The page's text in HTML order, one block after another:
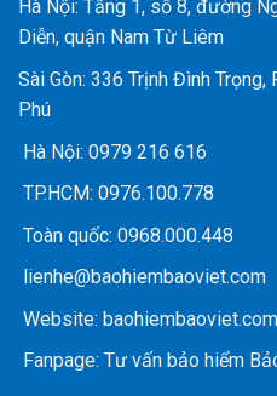
Hà Nội: Tầng 1, số 8, đường
Diễn, quận Nam Từ Liêm
Sài Gòn: 336 Trịnh Đình Trọng,
Phú
Hà Nội: 0979 216 616
TP.HCM: 0976.100.778
Toàn quốc: 0968.000.448
lienhe@baohiembaoviet.com
Website: baohiembaoviet.com
Fanpage: Tư vấn bảo hiểm